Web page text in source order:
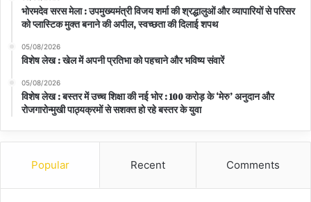
भोरमदेव सरस मेला : उपमुख्यमंत्री विजय शर्मा की श्रद्धालुओं और व्यापारियों से परिसर
को प्लास्टिक मुक्त बनाने की अपील, स्वच्छता की दिलाई शपथ
05/08/2026
विशेष लेख : खेल में अपनी प्रतिभा को पहचाने और भविष्य संवारें
05/08/2026
विशेष लेख : बस्तर में उच्च शिक्षा की नई भोर : 100 करोड़ के ‘मेरु’ अनुदान और
रोजगारोन्मुखी पाठ्यक्रमों से सशक्त हो रहे बस्तर के युवा
Popular Recent Comments